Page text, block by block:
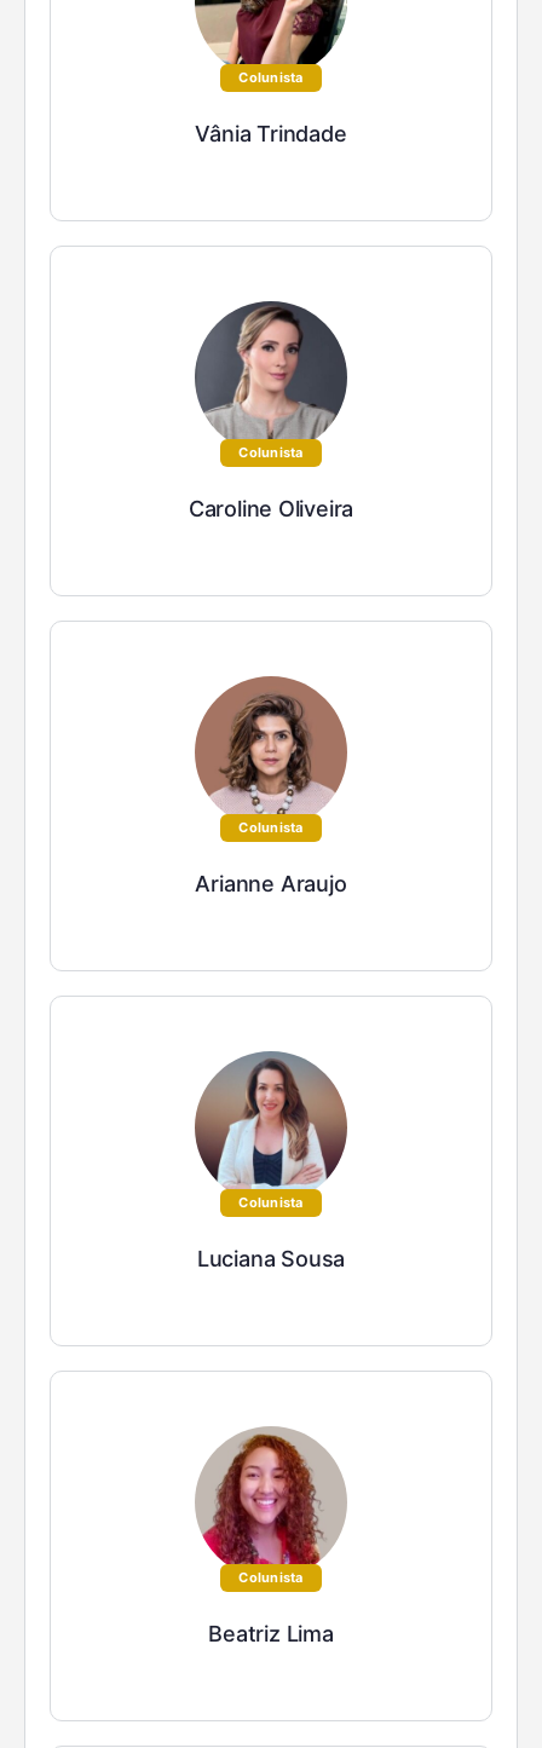
Colunista
Vânia Trindade
Colunista
Caroline Oliveira
Colunista
Arianne Araujo
Colunista
Luciana Sousa
Colunista
Beatriz Lima